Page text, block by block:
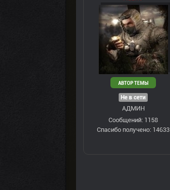
АВТОР ТЕМЫ
Не в сети
АДМИН
Сообщений: 1158
Спасибо получено: 14633